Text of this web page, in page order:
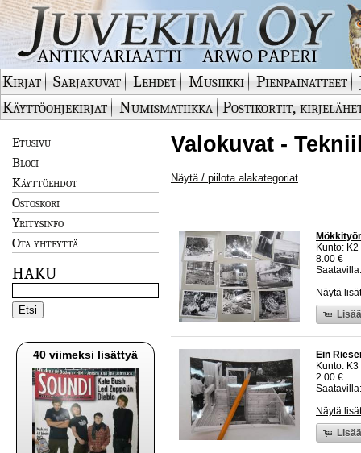
Kirjat Sarjakuvat Lehdet Musiikki Pienpainatteet
Käyttöohjekirjat
Numismatiikka Postikortit,
Etusivu
Blogi
Käyttöehdot
Ostoskori
Yritysinfo
Ota yhteyttä
HAKU
40 viimeksi lisättyä
Valokuvat -
Näytä / piilota alakategoriat
Kunto:
8.00 €
Näytä
Ein
Kunto:
2.00 €
Näytä